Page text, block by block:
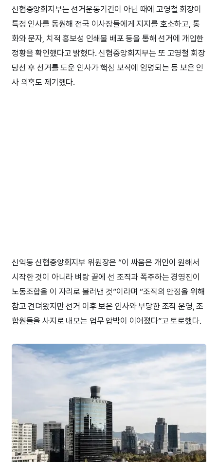
신협중앙회지부는 선거운동기간이 아닌 때에 고영철 회장이
특정 인사를 동원해 전국 이사장들에게 지지를 호소하고, 통
화와 문자, 치적 홍보성 인쇄물 배포 등을 통해 선거에 개입한
정황을 확인했다고 밝혔다. 신협중앙회지부는 또 고영철 회장
당선 후 선거를 도운 인사가 핵심 보직에 임명되는 등 보은 인
사 의혹도 제기했다.
신익동 신협중앙회지부 위원장은 “이 싸움은 개인이 원해서
시작한 것이 아니라 벼랑 끝에 선 조직과 폭주하는 경영진이
노동조합을 이 자리로 불러낸 것”이라며 “조직의 안정을 위해
참고 견뎌왔지만 선거 이후 보은 인사와 부당한 조직 운영, 조
합원들을 사지로 내모는 업무 압박이 이어졌다”고 토로했다.